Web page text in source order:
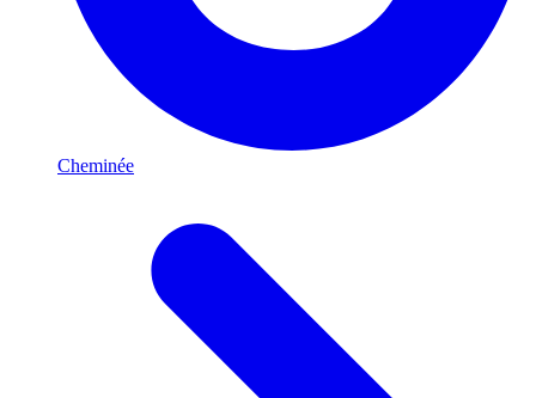
Cheminée